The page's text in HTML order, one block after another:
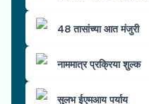
48 तासांच्या आत मंजुरी
नाममात्र प्रक्रिया शुल्क
सुलभ ईएमआय पर्याय